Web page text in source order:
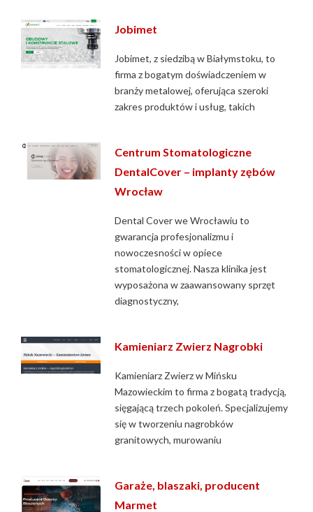
Jobimet
Jobimet, z siedzibą w Białymstoku, to
firma z bogatym doświadczeniem w
branży metalowej, oferująca szeroki
zakres produktów i usług, takich
Centrum Stomatologiczne
DentalCover – implanty zębów
Wrocław
Dental Cover we Wrocławiu to
gwarancja profesjonalizmu i
nowoczesności w opiece
stomatologicznej. Nasza klinika jest
wyposażona w zaawansowany sprzęt
diagnostyczny,
Kamieniarz Zwierz Nagrobki
Kamieniarz Zwierz w Mińsku
Mazowieckim to firma z bogatą tradycją,
sięgającą trzech pokoleń. Specjalizujemy
się w tworzeniu nagrobków
granitowych, murowaniu
Garaże, blaszaki, producent
Marmet